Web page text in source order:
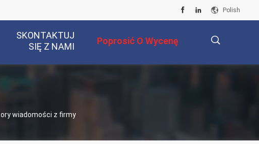
Polish
SKONTAKTUJ
SIĘ Z NAMI
Poprosić O Wycenę
wiadomości z firmy